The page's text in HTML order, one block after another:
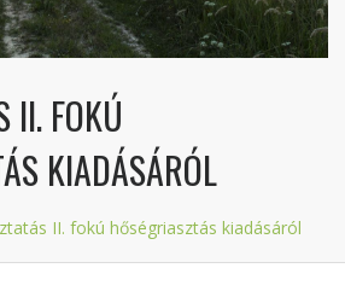
II. FOKÚ
KIADÁSÁRÓL
II. fokú hőségriasztás kiadásáról